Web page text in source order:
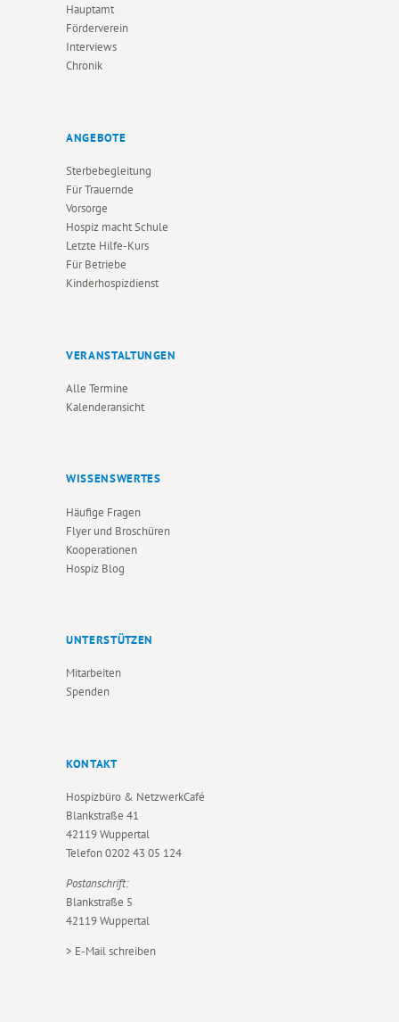
Hauptamt
Förderverein
Interviews
Chronik
ANGEBOTE
Sterbebegleitung
Für Trauernde
Vorsorge
Hospiz macht Schule
Letzte Hilfe-Kurs
Für Betriebe
Kinderhospizdienst
VERANSTALTUNGEN
Alle Termine
Kalenderansicht
WISSENSWERTES
Häufige Fragen
Flyer und Broschüren
Kooperationen
Hospiz Blog
UNTERSTÜTZEN
Mitarbeiten
Spenden
KONTAKT
Hospizbüro & NetzwerkCafé
Blankstraße 41
42119 Wuppertal
Telefon0202 43 05 124
Postanschrift:
Blankstraße 5
42119 Wuppertal
> E-Mail schreiben